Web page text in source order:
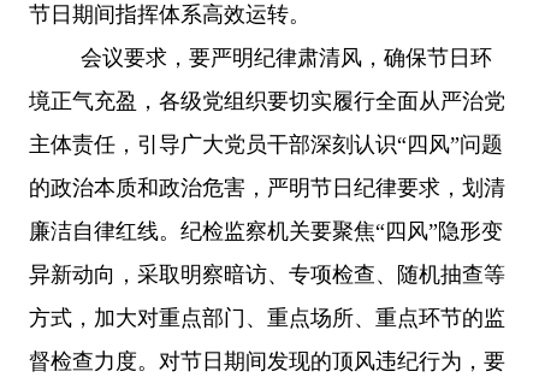
节日期间指挥体系高效运转。
会议要求，要严明纪律肃清风，确保节日环
境正气充盈，各级党组织要切实履行全面从严治党
主体责任，引导广大党员干部深刻认识“四风”问题
的政治本质和政治危害，严明节日纪律要求，划清
廉洁自律红线。纪检监察机关要聚焦“四风”隐形变
异新动向，采取明察暗访、专项检查、随机抽查等
方式，加大对重点部门、重点场所、重点环节的监
督检查力度。对节日期间发现的顶风违纪行为，要